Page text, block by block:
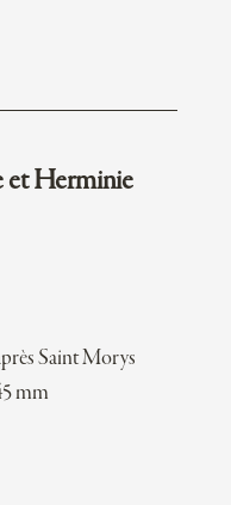
et Herminie
Saint Morys
mm